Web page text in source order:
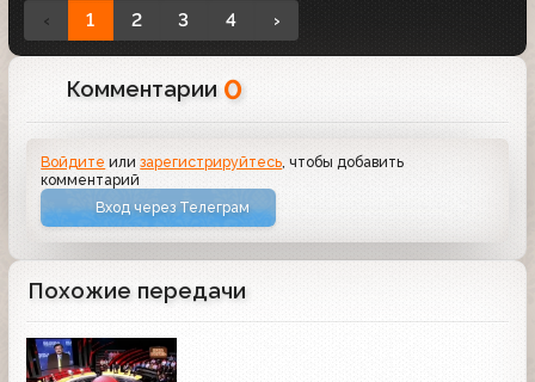
‹ 1 2 3 4 ›
Комментарии 0
Войдите илизарегистрируйтесь, чтобы добавить
комментарий
Вход через Телеграм
Похожие передачи